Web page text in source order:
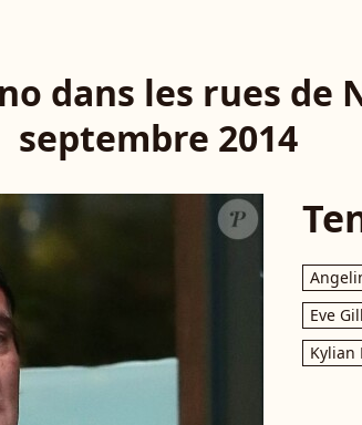
dans les rues de
septembre 2014
Eve
Kylian